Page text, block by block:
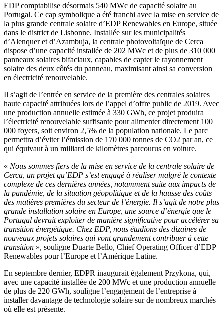
EDP comptabilise désormais 540 MWc de capacité solaire au
Portugal. Ce cap symbolique a été franchi avec la mise en service de
la plus grande centrale solaire d’EDP Renewables en Europe, située
dans le district de Lisbonne. Installée sur les municipalités
d’Alenquer et d’Azambuja, la centrale photovoltaïque de Cerca
dispose d’une capacité installée de 202 MWc et de plus de 310 000
panneaux solaires bifaciaux, capables de capter le rayonnement
solaire des deux côtés du panneau, maximisant ainsi sa conversion
en électricité renouvelable.
Il s’agit de l’entrée en service de la première des centrales solaires
haute capacité attribuées lors de l’appel d’offre public de 2019. Avec
une production annuelle estimée à 330 GWh, ce projet produira
l’électricité renouvelable suffisante pour alimenter directement 100
000 foyers, soit environ 2,5% de la population nationale. Le parc
permettra d’éviter l’émission de 170 000 tonnes de CO2 par an, ce
qui équivaut à un milliard de kilomètres parcourus en voiture.
« Nous sommes fiers de la mise en service de la centrale solaire de
Cerca, un projet qu’EDP s’est engagé à réaliser malgré le contexte
complexe de ces dernières années, notamment suite aux impacts de
la pandémie, de la situation géopolitique et de la hausse des coûts
des matières premières du secteur de l’énergie. Il s’agit de notre plus
grande installation solaire en Europe, une source d’énergie que le
Portugal devrait exploiter de manière significative pour accélérer sa
transition énergétique. Chez EDP, nous étudions des dizaines de
nouveaux projets solaires qui vont grandement contribuer à cette
transition », souligne Duarte Bello, Chief Operating Officer d’EDP
Renewables pour l’Europe et l’Amérique Latine.
En septembre dernier, EDPR inaugurait également Przykona, qui,
avec une capacité installée de 200 MWc et une production annuelle
de plus de 220 GWh, souligne l’engagement de l’entreprise à
installer davantage de technologie solaire sur de nombreux marchés
où elle est présente.